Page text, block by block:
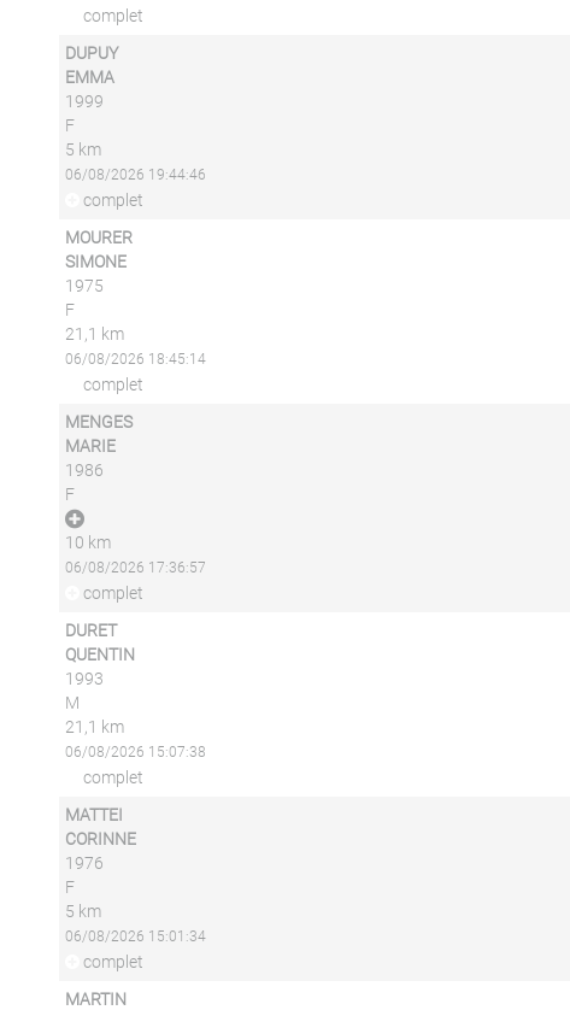
complet
DUPUY
EMMA
1999
F
5 km
06/08/2026 19:44:46
complet
MOURER
SIMONE
1975
F
21,1 km
06/08/2026 18:45:14
complet
MENGES
MARIE
1986
F
10 km
06/08/2026 17:36:57
complet
DURET
QUENTIN
1993
M
21,1 km
06/08/2026 15:07:38
complet
MATTEI
CORINNE
1976
F
5 km
06/08/2026 15:01:34
complet
MARTIN